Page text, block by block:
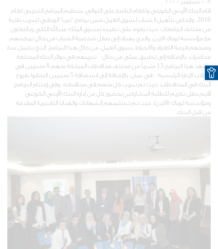
قام البنك الأردني الكويتي وللعام التاسع على التوالي، بتنظيم البرنامج التدريبي لعام
2016، والخاص بتأهيل الشباب لسوق العمل ضمن برنامج "درب" الوطني لتدريب طلبة
من مختلف الجامعات، حيث يقوم على تنفيذه صندوق الملك عبدالله الثاني وبالتعاون
مع مؤسسة لوياك الاردن، والذي يهدف إلى صقل شخصية الشباب من خلال تمكينهم
ومنحهم فرصة التعرف والانخراط بسوق العمل، من خلال هذا البرنامج، الذي يشمل عدة
محاضرات، بالإضافة إلى تطبيق عملي من خلال تدريبهم في دوائر البنك المختلفة.
وشهد هذا البرنامج 13 متدرباً من مختلف محافظات المملكة منهم 8 متدربين في
مكاتب الإدارة الرئيسية في عمان، بالإضافة إلى استضافة 5 متدربين التحقوا بفروع
البنك في المحافظات، حيث تم تدريب كل منهم في محافظته. وفي إختتام البرنامج
أقيم حفل تكريم للطلبة المشاركين بحضور كل من إدارة البنك الأردني الكويتي
ومؤسسة لوياك (الاردن)، حيث تم تسليمهم الشهادات والهدايا التقديرية المقدمة
من قبل البنك.